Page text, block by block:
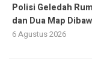
Polisi Geledah
dan Dua Map
6 Agustus 2026